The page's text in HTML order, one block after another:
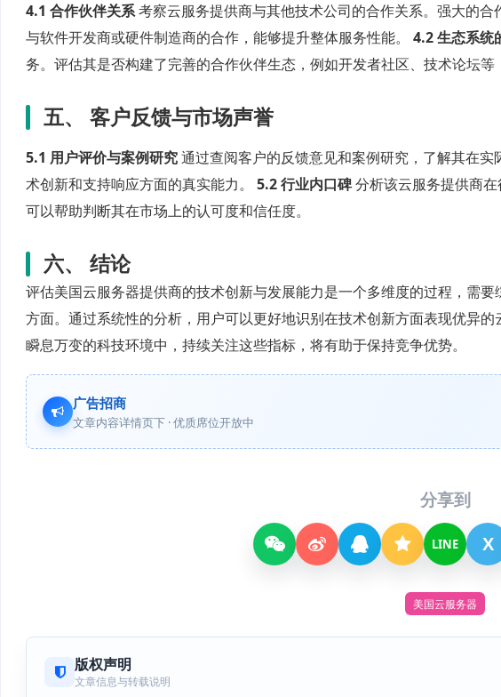
4.1 合作伙伴关系考察云服务提供商与其他技术公司的合作关系。强大的合
与软件开发商或硬件制造商的合作，能够提升整体服务性能。 4.2 生态系统
务。评估其是否构建了完善的合作伙伴生态，例如开发者社区、技术论坛等
五、 客户反馈与市场声誉
5.1 用户评价与案例研究通过查阅客户的反馈意见和案例研究，了解其在
术创新和支持响应方面的真实能力。 5.2 行业内口碑分析该云服务提供商在
可以帮助判断其在市场上的认可度和信任度。
六、 结论
评估美国云服务器提供商的技术创新与发展能力是一个多维度的过程，需
方面。通过系统性的分析，用户可以更好地识别在技术创新方面表现优异
瞬息万变的科技环境中，持续关注这些指标，将有助于保持竞争优势。
广告招商
文章内容详情页下 · 优质席位开放中
分享到
LINE X
美国云服务器
版权声明
文章信息与转载说明